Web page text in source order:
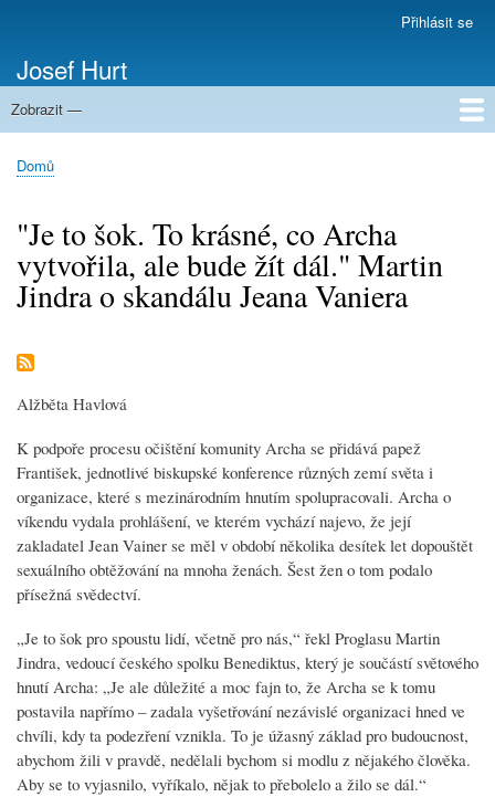
obsahu
uživatelského
účtu
Přihlásit se
Josef Hurt
Zobrazit —
Domů
Drobečková
Domů
"Je to šok. To krásné, co Archa
vytvořila, ale bude žít dál." Martin
Jindra o skandálu Jeana Vaniera
Alžběta Havlová
K podpoře procesu očištění komunity Archa se přidává papež
František, jednotlivé biskupské konference různých zemí světa i
organizace, které s mezinárodním hnutím spolupracovali. Archa o
víkendu vydala prohlášení, ve kterém vychází najevo, že její
zakladatel Jean Vainer se měl v období několika desítek let dopouštět
sexuálního obtěžování na mnoha ženách. Šest žen o tom podalo
přísežná svědectví.
„Je to šok pro spoustu lidí, včetně pro nás,“ řekl Proglasu Martin
Jindra, vedoucí českého spolku Benediktus, který je součástí světového
hnutí Archa: „Je ale důležité a moc fajn to, že Archa se k tomu
postavila napřímo – zadala vyšetřování nezávislé organizaci hned ve
chvíli, kdy ta podezření vznikla. To je úžasný základ pro budoucnost,
abychom žili v pravdě, nedělali bychom si modlu z nějakého člověka.
Aby se to vyjasnilo, vyříkalo, nějak to přebolelo a žilo se dál.“